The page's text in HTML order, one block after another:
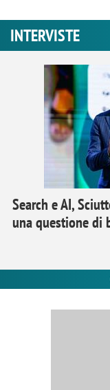
INTERVISTE
Search e AI,
una questione di